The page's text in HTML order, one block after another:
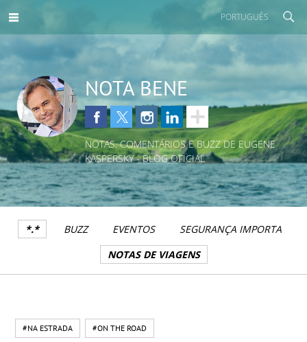
PORTUGUÊS
NOTA BENE
NOTAS, COMENTÁRIOS E BUZZ DE EUGENE
KASPERSKY - BLOG OFICIAL
*.* BUZZ EVENTOS
SEGURANÇA IMPORTA
NOTAS DE VIAGENS
#NA ESTRADA #ON THE ROAD